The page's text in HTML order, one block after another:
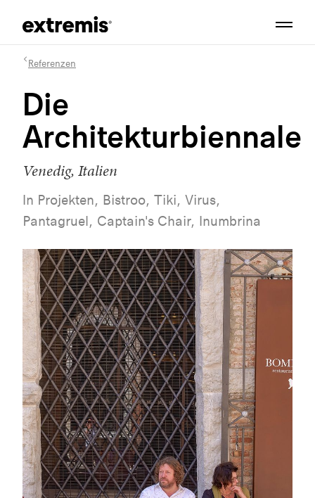
Referenzen
Die
Architekturbiennale
Venedig, Italien
In Projekten, Bistroo, Tiki, Virus,
Pantagruel, Captain's Chair, Inumbrina